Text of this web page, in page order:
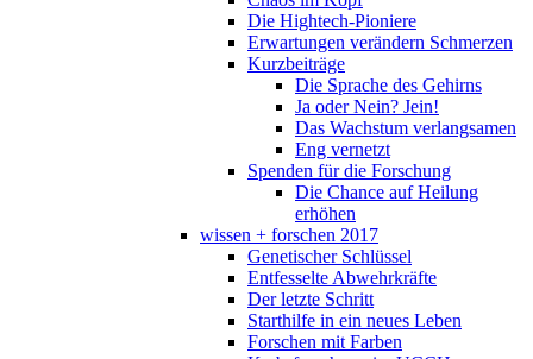
Die Hightech-Pioniere
Erwartungen verändern Schmerzen
Kurzbeiträge
Die Sprache des Gehirns
Ja oder Nein? Jein!
Das Wachstum verlangsamen
Eng vernetzt
Spenden für die Forschung
Die Chance auf Heilung
erhöhen
wissen + forschen 2017
Genetischer Schlüssel
Entfesselte Abwehrkräfte
Der letzte Schritt
Starthilfe in ein neues Leben
Forschen mit Farben